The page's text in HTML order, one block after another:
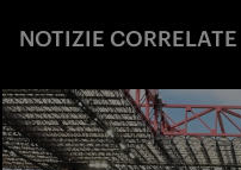
NOTIZIE CORRELATE